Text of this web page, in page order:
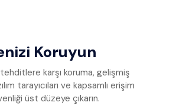
Koruyun
karşı koruma, gelişmiş
tarayıcıları ve kapsamlı erişim
üst düzeye çıkarın.